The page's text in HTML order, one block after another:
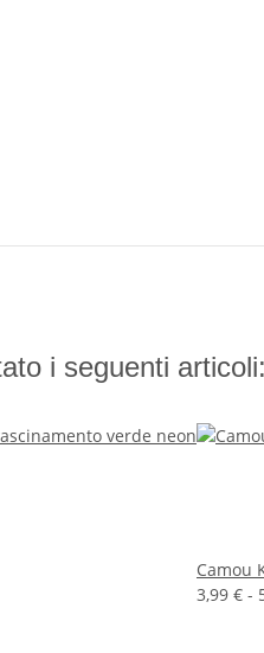
i seguenti
Camou
3,99 € -